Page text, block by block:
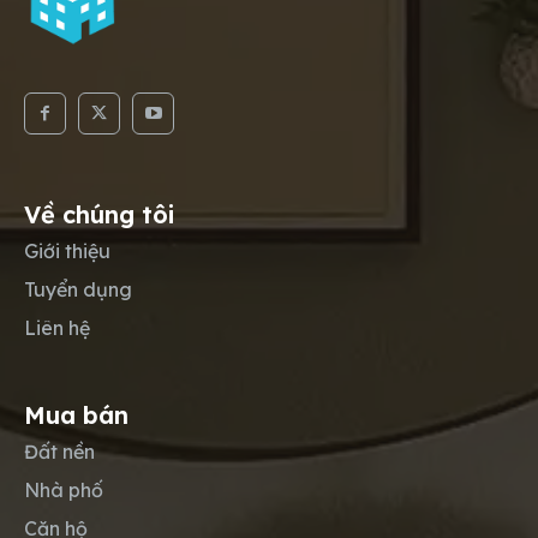
Về chúng tôi
Giới thiệu
Tuyển dụng
Liên hệ
Mua bán
Đất nền
Nhà phố
Căn hộ